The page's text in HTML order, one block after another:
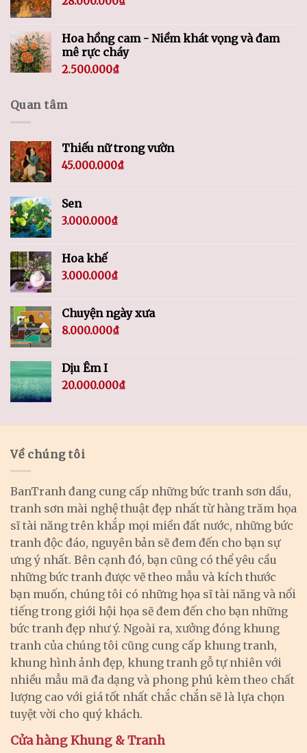
Hoa hồng cam - Niềm khát vọng và đam
mê rực cháy
2.500.000₫
Quan tâm
Thiếu nữ trong vườn
45.000.000₫
Sen
3.000.000₫
Hoa khế
3.000.000₫
Chuyện ngày xưa
8.000.000₫
Dịu Êm I
20.000.000₫
Về chúng tôi
BanTranh đang cung cấp những bức tranh sơn dầu,
tranh sơn mài nghệ thuật đẹp nhất từ hàng trăm họa
sĩ tài năng trên khắp mọi miền đất nước, những bức
tranh độc đáo, nguyên bản sẽ đem đến cho bạn sự
ưng ý nhất. Bên cạnh đó, bạn cũng có thể yêu cầu
những bức tranh được vẽ theo mẫu và kích thước
bạn muốn, chúng tôi có những họa sĩ tài năng và nổi
tiếng trong giới hội họa sẽ đem đến cho bạn những
bức tranh đẹp như ý. Ngoài ra, xưởng đóng khung
tranh của chúng tôi cũng cung cấp khung tranh,
khung hình ảnh đẹp, khung tranh gỗ tự nhiên với
nhiều mẫu mã đa dạng và phong phú kèm theo chất
lượng cao với giá tốt nhất chắc chắn sẽ là lựa chọn
tuyệt vời cho quý khách.
Cửa hàng Khung & Tranh